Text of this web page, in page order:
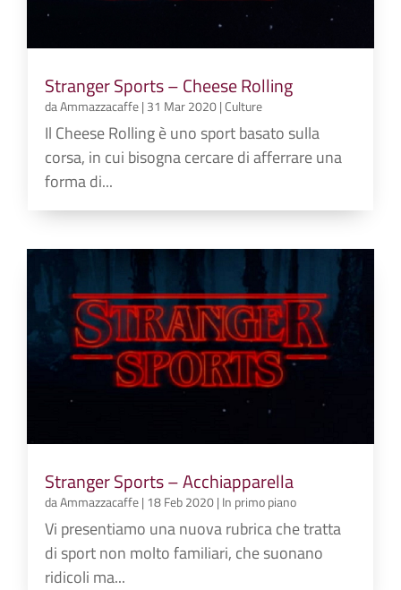
Stranger Sports – Cheese Rolling
daAmmazzacaffe| 31 Mar 2020|Culture
Il Cheese Rolling è uno sport basato sulla
corsa, in cui bisogna cercare di afferrare una
forma di...
Stranger Sports – Acchiapparella
daAmmazzacaffe| 18 Feb 2020| In primo piano
Vi presentiamo una nuova rubrica che tratta
di sport non molto familiari, che suonano
ridicoli ma...